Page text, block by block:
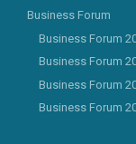
Business Forum
Business Forum
Business Forum
Business Forum
Business Forum